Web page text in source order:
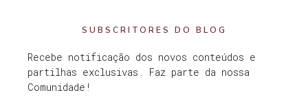
SUBSCRITORES DO BLOG
Recebe notificação dos novos conteúdos e
partilhas exclusivas. Faz parte da nossa
Comunidade!